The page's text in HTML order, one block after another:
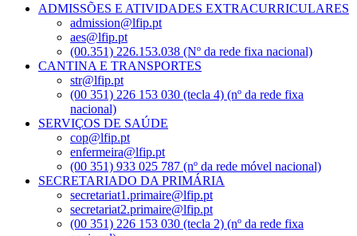
ADMISSÕES E ATIVIDADES EXTRACURRICULARES
admission@lfip.pt
aes@lfip.pt
(00.351) 226.153.038 (Nº da rede fixa nacional)
CANTINA E TRANSPORTES
str@lfip.pt
(00 351) 226 153 030 (tecla 4) (nº da rede fixa
nacional)
SERVIÇOS DE SAÚDE
cop@lfip.pt
enfermeira@lfip.pt
(00 351) 933 025 787 (nº da rede móvel nacional)
SECRETARIADO DA PRIMÁRIA
secretariat1.primaire@lfip.pt
secretariat2.primaire@lfip.pt
(00 351) 226 153 030 (tecla 2) (nº da rede fixa